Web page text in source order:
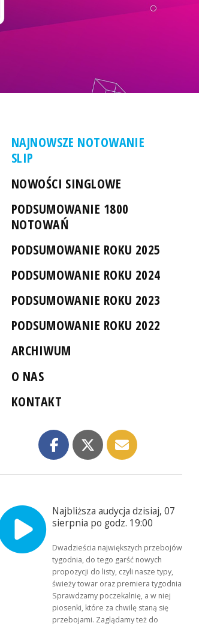
NAJNOWSZE NOTOWANIE
SLIP
NOWOŚCI SINGLOWE
PODSUMOWANIE 1800
NOTOWAŃ
PODSUMOWANIE ROKU 2025
PODSUMOWANIE ROKU 2024
PODSUMOWANIE ROKU 2023
PODSUMOWANIE ROKU 2022
ARCHIWUM
O NAS
KONTAKT
Najbliższa audycja dzisiaj, 07
sierpnia po godz. 19:00
Dwadzieścia największych przebojów
tygodnia, do tego garść nowych
propozycji do listy, czyli nasze typy,
świeży towar oraz premiera tygodnia!
Sprawdzamy poczekalnię, a w niej
piosenki, które za chwilę staną się
przebojami. Zaglądamy też do